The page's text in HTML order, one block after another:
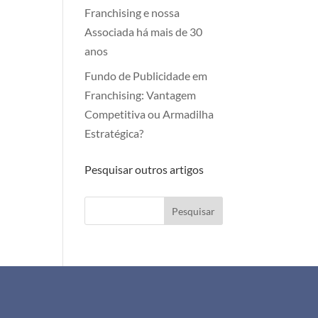
Franchising e nossa
Associada há mais de 30
anos
Fundo de Publicidade em
Franchising: Vantagem
Competitiva ou Armadilha
Estratégica?
Pesquisar outros artigos
Pesquisar